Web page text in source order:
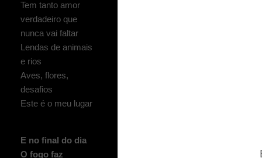
Tem tanto amor
verdadeiro que
nunca vai faltar
Lendas de animais
e rios
Aves, flores,
desafios
Este é o meu lugar
E no final do dia
O fogo faz